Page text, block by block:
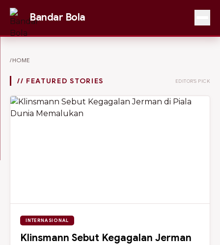
Bandar Bola
/HOME
// FEATURED STORIES EDITOR'S PICK
INTERNASIONAL
Klinsmann Sebut Kegagalan Jerman